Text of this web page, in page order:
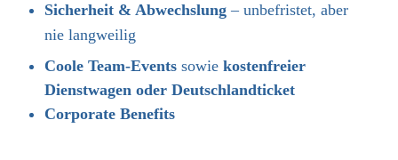
Sicherheit & Abwechslung – unbefristet, aber
nie langweilig
Coole Team-Events sowie kostenfreier
Dienstwagen oder Deutschlandticket
Corporate Benefits